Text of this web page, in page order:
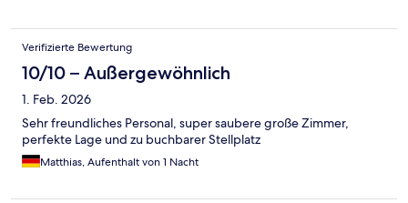
Verifizierte Bewertung
10/10 – Außergewöhnlich
1. Feb. 2026
Sehr freundliches Personal, super saubere große Zimmer,
perfekte Lage und zu buchbarer Stellplatz
Matthias, Aufenthalt von 1 Nacht